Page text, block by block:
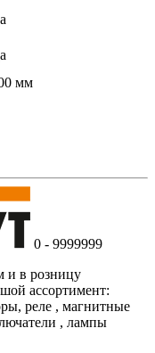
мм
0 - 9999999
в розницу
ассортимент:
реле , магнитные
, лампы